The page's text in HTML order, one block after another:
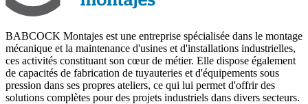
BABCOCK Montajes est une entreprise spécialisée dans le montage
mécanique et la maintenance d'usines et d'installations industrielles,
ces activités constituant son cœur de métier. Elle dispose également
de capacités de fabrication de tuyauteries et d'équipements sous
pression dans ses propres ateliers, ce qui lui permet d'offrir des
solutions complètes pour des projets industriels dans divers secteurs.